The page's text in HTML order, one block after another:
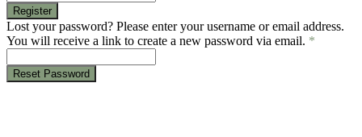
Register
Lost your password? Please enter your username or email address.
You will receive a link to create a new password via email. *
Reset Password